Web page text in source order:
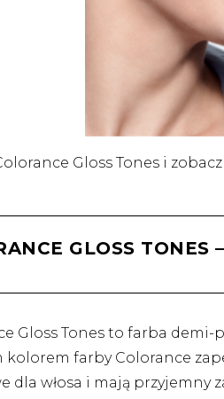
Gloss Tones i
GLOSS
Gloss Tones to farba
kolorem farby Colorance
dla włosa i mają przyjemny